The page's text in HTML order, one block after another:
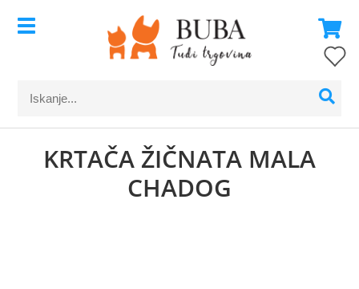
KRTAČA ŽIČNATA MALA
CHADOG